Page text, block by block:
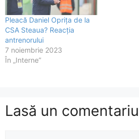
Pleacă Daniel Oprița de la
CSA Steaua? Reacția
antrenorului
7 noiembrie 2023
În „Interne”
Lasă un comentariu